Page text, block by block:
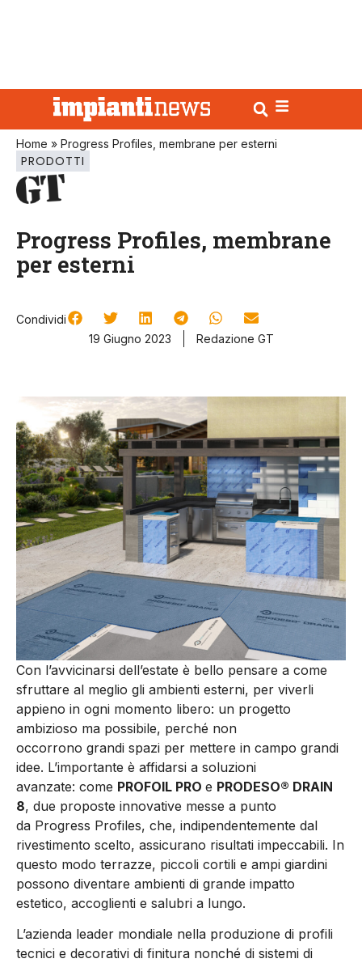
Home » Progress Profiles, membrane per esterni
PRODOTTI
Progress Profiles, membrane
per esterni
Condividi
19 Giugno 2023
Redazione GT
Con l’avvicinarsi dell’estate è bello pensare a come
sfruttare al meglio gli ambienti esterni, per viverli
appieno in ogni momento libero: un progetto
ambizioso ma possibile, perché non
occorrono grandi spazi per mettere in campo grandi
idee. L’importante è affidarsi a soluzioni
avanzate: come PROFOIL PRO e PRODESO® DRAIN
8, due proposte innovative messe a punto
da Progress Profiles, che, indipendentemente dal
rivestimento scelto, assicurano risultati impeccabili. In
questo modo terrazze, piccoli cortili e ampi giardini
possono diventare ambienti di grande impatto
estetico, accoglienti e salubri a lungo.
L’azienda leader mondiale nella produzione di profili
tecnici e decorativi di finitura nonché di sistemi di